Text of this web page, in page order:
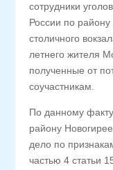
сотрудники
России по
столичного
летнего жителя
полученные от
соучастникам.
По данному
району
дело по
частью 4 статьи